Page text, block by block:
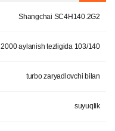
Shangchai SC4H140.2G2
2000 aylanish tezligida 103/140
turbo zaryadlovchi bilan
suyuqlik